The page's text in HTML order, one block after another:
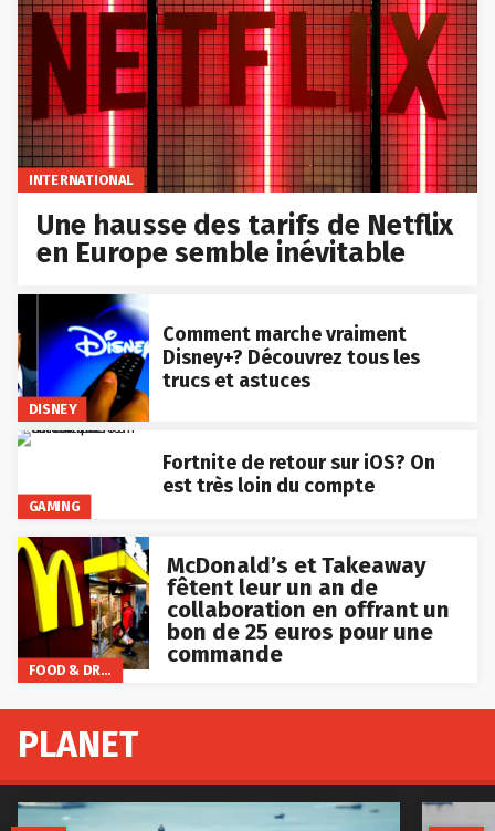
INTERNATIONAL
Une hausse des tarifs de Netflix
en Europe semble inévitable
DISNEY
Comment marche vraiment
Disney+? Découvrez tous les
trucs et astuces
GAMING
Fortnite de retour sur iOS? On
est très loin du compte
FOOD & DRINKS
McDonald’s et Takeaway
fêtent leur un an de
collaboration en offrant un
bon de 25 euros pour une
commande
PLANET